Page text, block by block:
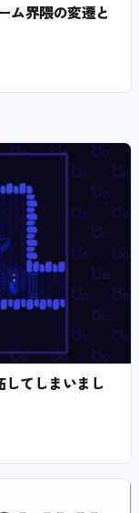
ム界隈の変遷と
てしまいまし